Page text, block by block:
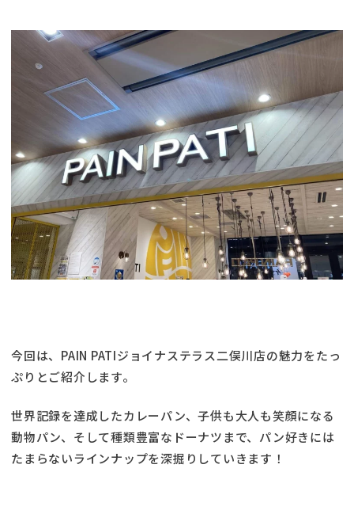
今回は、PAIN PATIジョイナステラス二俣川店の魅力をたっ
ぷりとご紹介します。
世界記録を達成したカレーパン、子供も大人も笑顔になる
動物パン、そして種類豊富なドーナツまで、パン好きには
たまらないラインナップを深掘りしていきます！